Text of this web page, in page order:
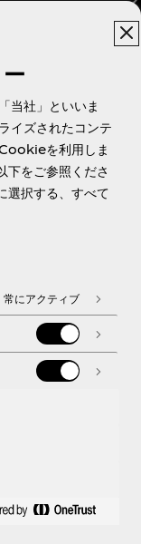
当社」といいま
イズされたコンテ
を利用しま
をご参照くださ
選択する、すべて
常にアクティブ